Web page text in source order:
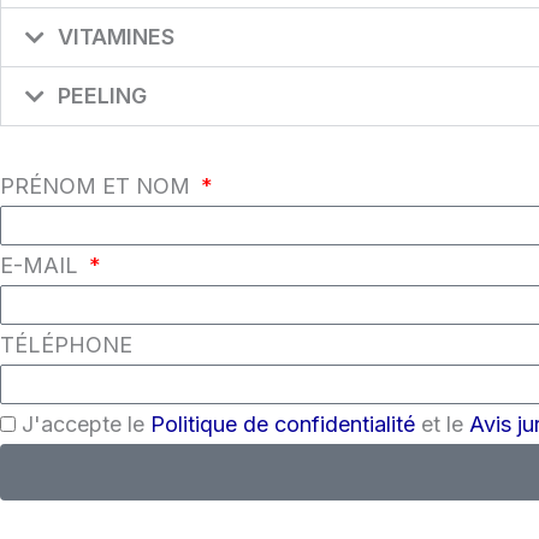
VITAMINES
PEELING
PRÉNOM ET NOM
E-MAIL
TÉLÉPHONE
J'accepte le Politique de confidentialité et le Avis